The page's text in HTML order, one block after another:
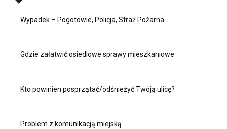
Wypadek – Pogotowie, Policja, Straż Pożarna
Gdzie załatwić osiedlowe sprawy mieszkaniowe
Kto powinien posprzątać/odśnieżyć Twoją ulicę?
Problem z komunikacją miejską